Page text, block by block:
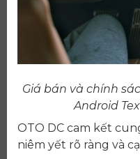
Giá bán và chính
Android
OTO DC cam kết
niêm yết rõ ràng và